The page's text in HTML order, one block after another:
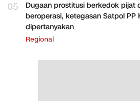
05
Dugaan prostitusi berkedok pijat
beroperasi, ketegasan Satpol PP
dipertanyakan
Regional